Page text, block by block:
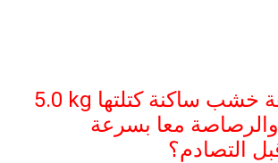
خشب ساكنة كتلتها 5.0 kg
والرصاصة معا بسرعة
التصادم؟